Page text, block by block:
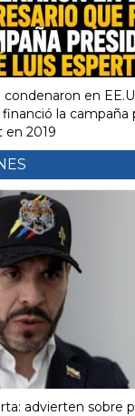
condenaron en
la campaña
en 2019
advierten sobre